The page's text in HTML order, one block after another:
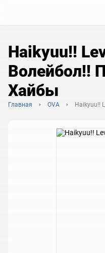
Haikyuu!!
Волейбол!!
Хайбы
Главная OVA Haikyuu!!